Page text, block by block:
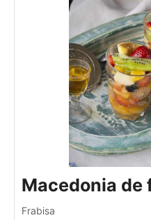
Macedonia de
Frabisa